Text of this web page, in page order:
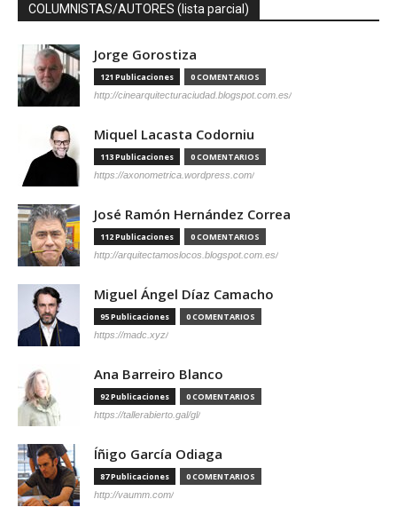
COLUMNISTAS/AUTORES (lista parcial)
Jorge Gorostiza
121 Publicaciones 0 COMENTARIOS
http://cinearquitecturaciudad.blogspot.com.es/
Miquel Lacasta Codorniu
113 Publicaciones 0 COMENTARIOS
https://axonometrica.wordpress.com/
José Ramón Hernández Correa
112 Publicaciones 0 COMENTARIOS
http://arquitectamoslocos.blogspot.com.es/
Miguel Ángel Díaz Camacho
95 Publicaciones 0 COMENTARIOS
https://madc.xyz/
Ana Barreiro Blanco
92 Publicaciones 0 COMENTARIOS
https://tallerabierto.gal/gl/
Íñigo García Odiaga
87 Publicaciones 0 COMENTARIOS
http://vaumm.com/